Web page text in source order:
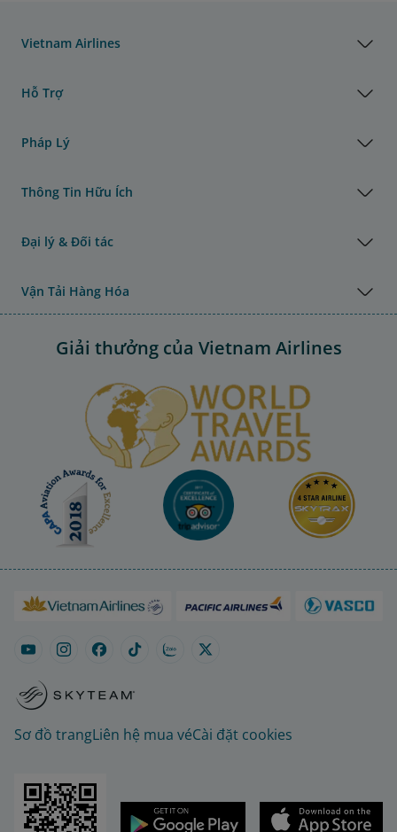
Vietnam Airlines
Hỗ Trợ
Pháp Lý
Thông Tin Hữu Ích
Đại lý & Đối tác
Vận Tải Hàng Hóa
Giải thưởng của Vietnam Airlines
Sơ đồ trangLiên hệ mua véCài đặt cookies